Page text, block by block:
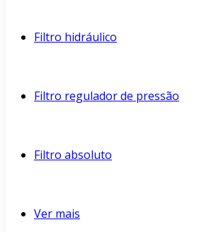
Filtro hidráulico
Filtro regulador de pressão
Filtro absoluto
Ver mais